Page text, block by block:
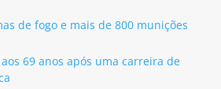
de fogo e mais de 800 munições
69 anos após uma carreira de